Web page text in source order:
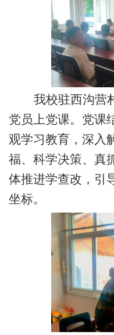
我校驻西沟营
党员上党课。党课
观学习教育，深入
福、科学决策、真
体推进学查改，引
坐标。